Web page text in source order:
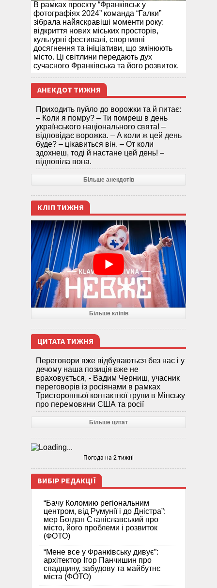
В рамках проєкту “Франківськ у
фотографіях 2024” команда “Галки”
зібрала найяскравіші моменти року:
відкриття нових міських просторів,
культурні фестивалі, спортивні
досягнення та ініціативи, що змінюють
місто. Ці світлини передають дух
сучасного Франківська та його розвиток.
АНЕКДОТ ТИЖНЯ
Приходить пуйло до ворожки та й питає:
– Коли я помру? – Ти помреш в день
українського національного свята! –
відповідає ворожка. – А коли ж цей день
буде? – цікавиться він. – От коли
здохнеш, тоді й настане цей день! –
відповіла вона.
Більше анекдотів
КЛІП ТИЖНЯ
Більше кліпів
ЦИТАТА ТИЖНЯ
Переговори вже відбуваються без нас і у
дечому наша позиція вже не
враховується, - Вадим Черниш, учасник
переговорів із росіянами в рамках
Тристоронньої контактної групи в Мінську
про перемовини США та росії
Більше цитат
Погода на 2 тижні
ВИБІР РЕДАКЦІЇ
“Бачу Коломию регіональним
центром, від Румунії і до Дністра”:
мер Богдан Станіславський про
місто, його проблеми і розвиток
(ФОТО)
“Мене все у Франківську дивує”:
архітектор Ігор Панчишин про
спадщину, забудову та майбутнє
міста (ФОТО)